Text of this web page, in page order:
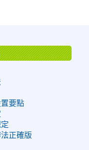
要點
正確版